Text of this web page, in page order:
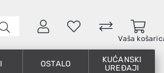
Vaša
OSTALO
KUĆANSKI
UREĐAJI